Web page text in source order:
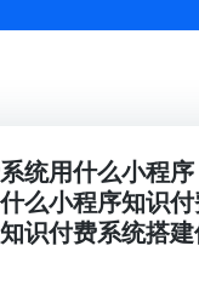
统用什么小程
么小程序知识
识付费系统搭